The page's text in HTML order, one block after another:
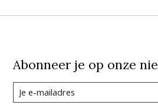
Abonneer je op onze